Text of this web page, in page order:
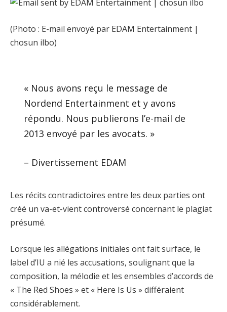
(Photo : E-mail envoyé par EDAM Entertainment |
chosun ilbo)
« Nous avons reçu le message de
Nordend Entertainment et y avons
répondu. Nous publierons l’e-mail de
2013 envoyé par les avocats. »
– Divertissement EDAM
Les récits contradictoires entre les deux parties ont
créé un va-et-vient controversé concernant le plagiat
présumé.
Lorsque les allégations initiales ont fait surface, le
label d’IU a nié les accusations, soulignant que la
composition, la mélodie et les ensembles d’accords de
« The Red Shoes » et « Here Is Us » différaient
considérablement.